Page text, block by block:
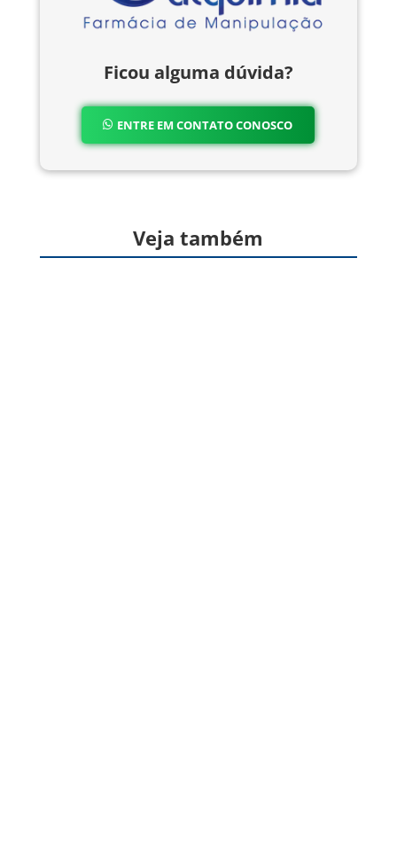
Ficou alguma dúvida?
ENTRE EM CONTATO CONOSCO
Veja também